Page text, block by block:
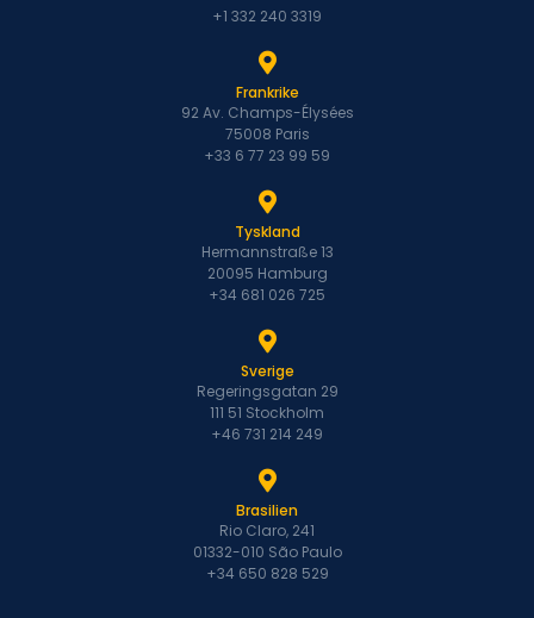
+1 332 240 3319
Frankrike
92 Av. Champs-Élysées
75008 Paris
+33 6 77 23 99 59
Tyskland
Hermannstraße 13
20095 Hamburg
+34 681 026 725
Sverige
Regeringsgatan 29
111 51 Stockholm
+46 731 214 249
Brasilien
Rio Claro, 241
01332-010 São Paulo
+34 650 828 529